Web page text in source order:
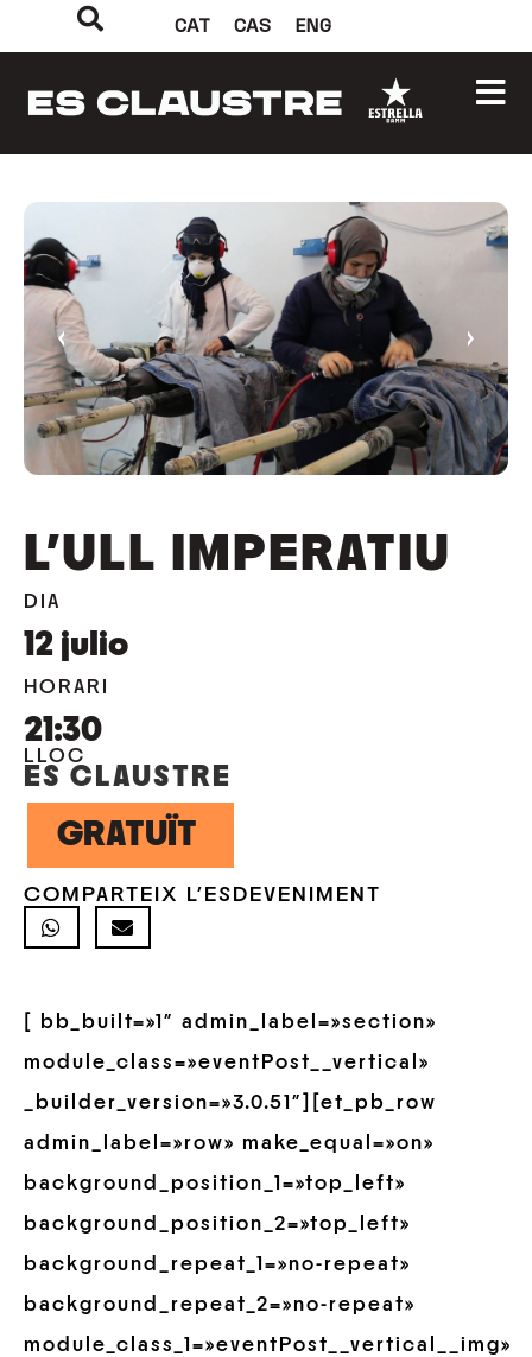
CAT CAS ENG
‹ ›
L’ULL IMPERATIU
DIA
12 julio
HORARI
21:30
LLOC
ES CLAUSTRE
GRATUÏT
COMPARTEIX L'ESDEVENIMENT
[ bb_built=»1″ admin_label=»section»
module_class=»eventPost__vertical»
_builder_version=»3.0.51″][et_pb_row
admin_label=»row» make_equal=»on»
background_position_1=»top_left»
background_position_2=»top_left»
background_repeat_1=»no-repeat»
background_repeat_2=»no-repeat»
module_class_1=»eventPost__vertical__img»